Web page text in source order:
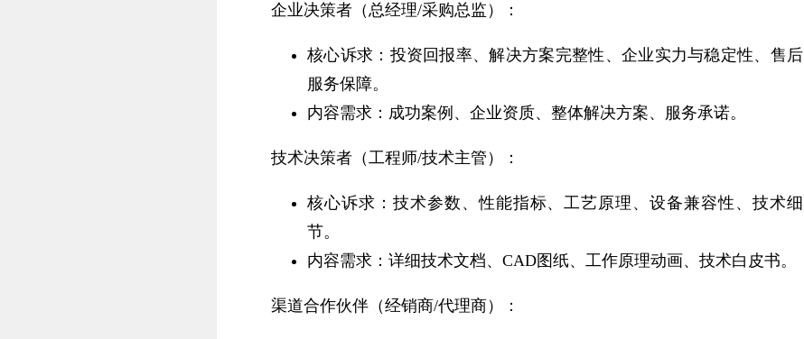
企业决策者（总经理/采购总监）：
核心诉求：投资回报率、解决方案完整性、企业实力与稳定性、售后
服务保障。
内容需求：成功案例、企业资质、整体解决方案、服务承诺。
技术决策者（工程师/技术主管）：
核心诉求：技术参数、性能指标、工艺原理、设备兼容性、技术细
节。
内容需求：详细技术文档、CAD图纸、工作原理动画、技术白皮书。
渠道合作伙伴（经销商/代理商）：